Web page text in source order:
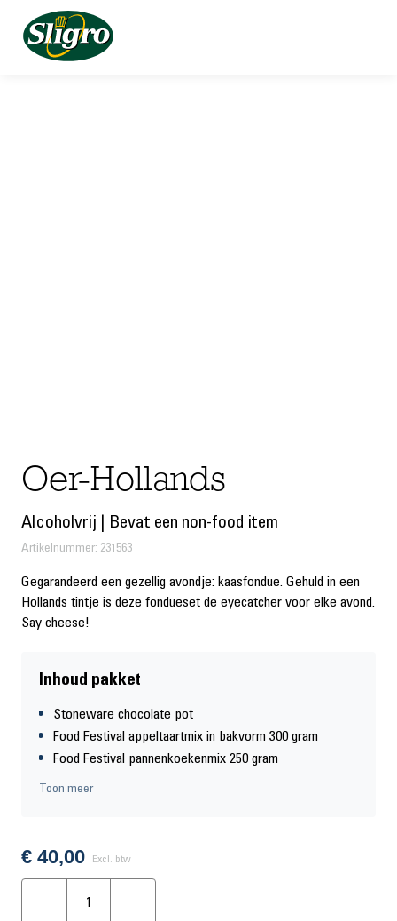
Oer-Hollands
Alcoholvrij | Bevat een non-food item
Artikelnummer: 231563
Gegarandeerd een gezellig avondje: kaasfondue. Gehuld in een
Hollands tintje is deze fondueset de eyecatcher voor elke avond.
Say cheese!
Inhoud pakket
Stoneware chocolate pot
Food Festival appeltaartmix in bakvorm 300 gram
Food Festival pannenkoekenmix 250 gram
Food Festival borrelworst 80 gram
Food Festival kaas baguettes 75 gram
Toon meer
€ 40,00 Excl. btw